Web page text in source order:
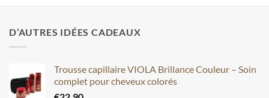
D’AUTRES IDÉES CADEAUX
Trousse capillaire VIOLA Brillance Couleur – Soin
complet pour cheveux colorés